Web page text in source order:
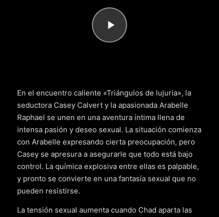
En el encuentro caliente «Triángulos de lujuria», la
seductora Casey Calvert y la apasionada Arabelle
Raphael se unen en una aventura íntima llena de
intensa pasión y deseo sexual. La situación comienza
con Arabelle expresando cierta preocupación, pero
Casey se apresura a asegurarle que todo está bajo
control. La química explosiva entre ellas es palpable,
y pronto se convierte en una fantasía sexual que no
pueden resistirse.
La tensión sexual aumenta cuando Chad aparta las